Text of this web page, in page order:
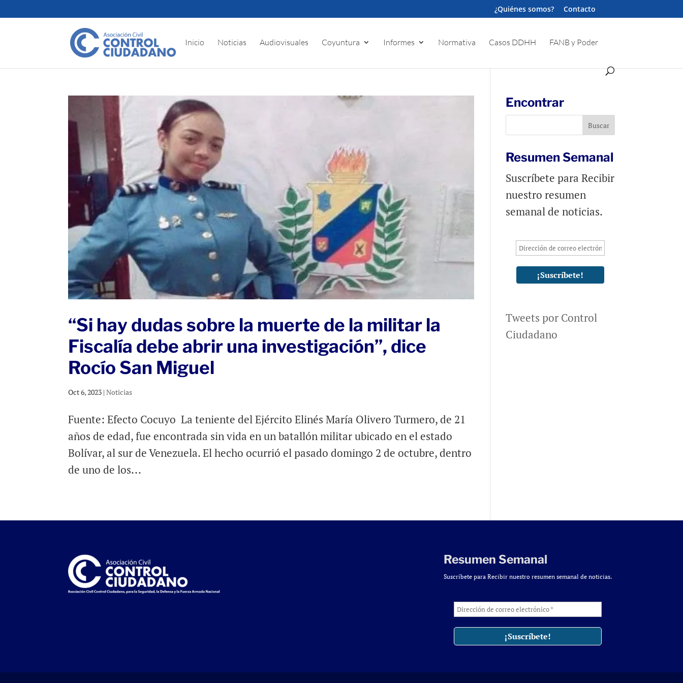
¿Quiénes somos? Contacto
Inicio Noticias Audiovisuales Coyuntura Informes Normativa Casos DDHH FANB y Poder
“Si hay dudas sobre la muerte de la militar la
Fiscalía debe abrir una investigación”, dice
Rocío San Miguel
Oct 6, 2023 |Noticias
Fuente: Efecto Cocuyo La teniente del Ejército Elinés María Olivero Turmero, de 21
años de edad, fue encontrada sin vida en un batallón militar ubicado en el estado
Bolívar, al sur de Venezuela. El hecho ocurrió el pasado domingo 2 de octubre, dentro
de uno de los...
Encontrar
Resumen Semanal
Suscríbete para Recibir
nuestro resumen
semanal de noticias.
Tweets por Control
Ciudadano
Resumen Semanal
Suscríbete para Recibir nuestro resumen semanal de noticias.